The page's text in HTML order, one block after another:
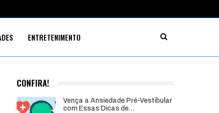
ENTRETENIMENTO
CONFIRA!
Vença a Ansiedade Pré-Vestibular
com Essas Dicas de…